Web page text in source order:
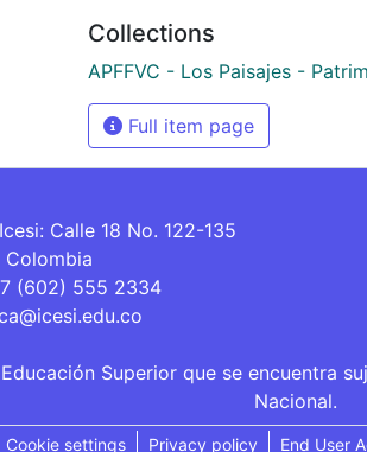
Collections
APFFVC - Los Paisajes -
Full item page
Calle 18 No. 122-135
Colombia
(602) 555 2334
Superior que se encuentra
Nacional.
Cookie settings Privacy policy End User